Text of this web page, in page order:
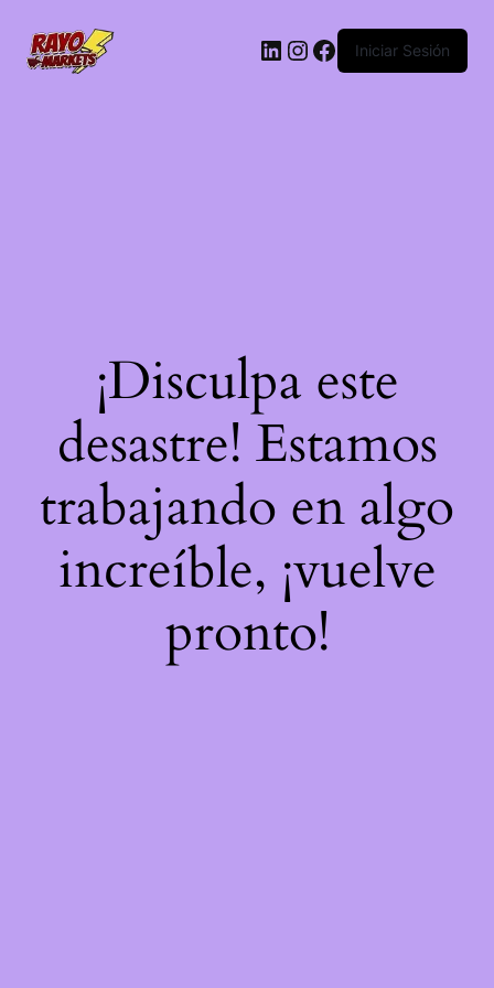
LinkedIn
Instagram
Facebook
Iniciar Sesión
¡Disculpa este
desastre! Estamos
trabajando en algo
increíble, ¡vuelve
pronto!